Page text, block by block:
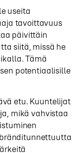
useita
tavoittavuus
päivittäin
siitä, missä he
Tämä
potentiaalisille
etu. Kuuntelijat
mikä vahvistaa